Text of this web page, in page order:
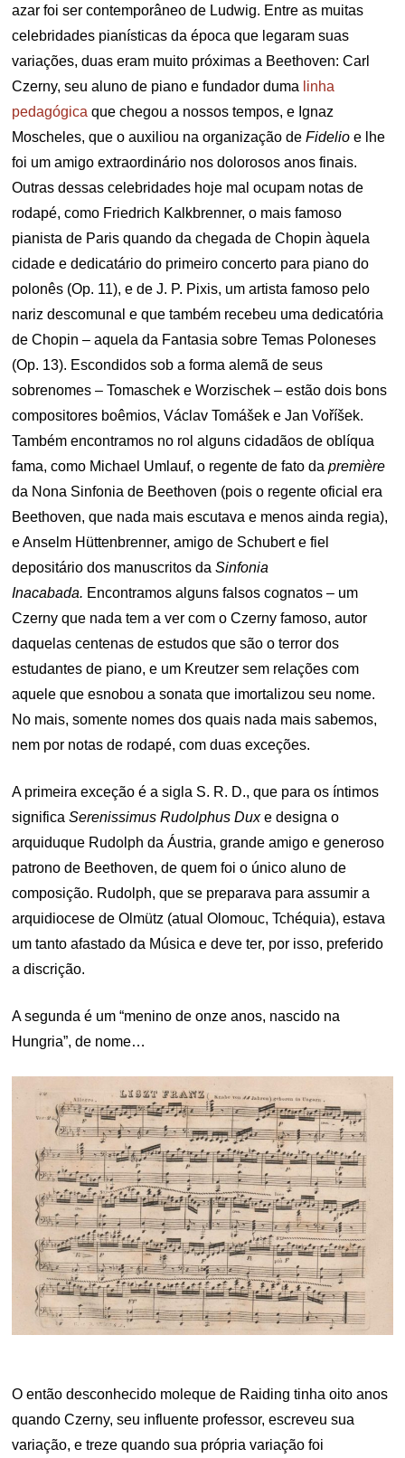
azar foi ser contemporâneo de Ludwig. Entre as muitas
celebridades pianísticas da época que legaram suas
variações, duas eram muito próximas a Beethoven: Carl
Czerny, seu aluno de piano e fundador duma linha
pedagógica que chegou a nossos tempos, e Ignaz
Moscheles, que o auxiliou na organização deFidelio e lhe
foi um amigo extraordinário nos dolorosos anos finais.
Outras dessas celebridades hoje mal ocupam notas de
rodapé, como Friedrich Kalkbrenner, o mais famoso
pianista de Paris quando da chegada de Chopin àquela
cidade e dedicatário do primeiro concerto para piano do
polonês (Op. 11), e de J. P. Pixis, um artista famoso pelo
nariz descomunal e que também recebeu uma dedicatória
de Chopin – aquela da Fantasia sobre Temas Poloneses
(Op. 13). Escondidos sob a forma alemã de seus
sobrenomes – Tomaschek e Worzischek – estão dois bons
compositores boêmios, Václav Tomášek e Jan Voříšek.
Também encontramos no rol alguns cidadãos de oblíqua
fama, como Michael Umlauf, o regente de fato dapremière
da Nona Sinfonia de Beethoven (pois o regente oficial era
Beethoven, que nada mais escutava e menos ainda regia),
e Anselm Hüttenbrenner, amigo de Schubert e fiel
depositário dos manuscritos daSinfonia
Inacabada. Encontramos alguns falsos cognatos – um
Czerny que nada tem a ver com o Czerny famoso, autor
daquelas centenas de estudos que são o terror dos
estudantes de piano, e um Kreutzer sem relações com
aquele que esnobou a sonata que imortalizou seu nome.
No mais, somente nomes dos quais nada mais sabemos,
nem por notas de rodapé, com duas exceções.
A primeira exceção é a sigla S. R. D., que para os íntimos
significaSerenissimus Rudolphus Duxe designa o
arquiduque Rudolph da Áustria, grande amigo e generoso
patrono de Beethoven, de quem foi o único aluno de
composição. Rudolph, que se preparava para assumir a
arquidiocese de Olmütz (atual Olomouc, Tchéquia), estava
um tanto afastado da Música e deve ter, por isso, preferido
a discrição.
A segunda é um “menino de onze anos, nascido na
Hungria”, de nome…
O então desconhecido moleque de Raiding tinha oito anos
quando Czerny, seu influente professor, escreveu sua
variação, e treze quando sua própria variação foi